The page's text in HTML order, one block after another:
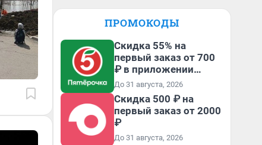
ПРОМОКОДЫ
Скидка 55% на
первый заказ от 700
₽ в приложении
Пятёрочка Доставка
До 31 августа, 2026
Скидка 500 ₽ на
первый заказ от 2000
₽
До 31 августа, 2026